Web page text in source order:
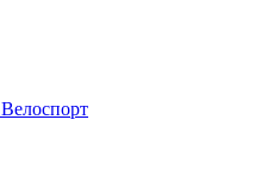
Велоспорт